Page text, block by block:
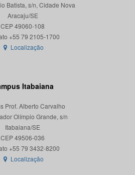
Batista, s/n, Cidade Nova
Aracaju/SE
CEP 49060-108
Localização
Itabaiana
Prof. Alberto Carvalho
Olímpio Grande, s/n
Itabaiana/SE
CEP 49506-036
Localização